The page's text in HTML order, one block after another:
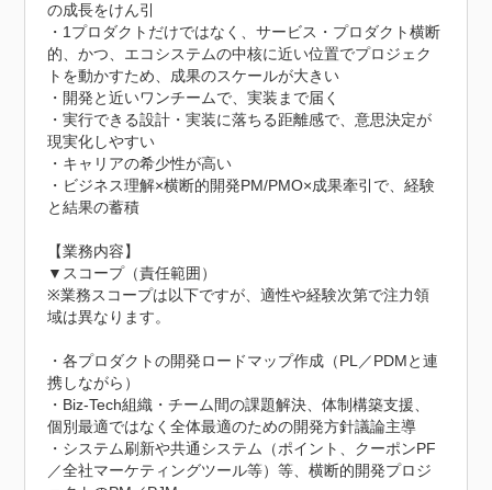
の成長をけん引
・1プロダクトだけではなく、サービス・プロダクト横断
的、かつ、エコシステムの中核に近い位置でプロジェク
トを動かすため、成果のスケールが大きい
・開発と近いワンチームで、実装まで届く
・実行できる設計・実装に落ちる距離感で、意思決定が
現実化しやすい
・キャリアの希少性が高い
・ビジネス理解×横断的開発PM/PMO×成果牽引で、経験
と結果の蓄積
【業務内容】
▼スコープ（責任範囲）
※業務スコープは以下ですが、適性や経験次第で注力領
域は異なります。
・各プロダクトの開発ロードマップ作成（PL／PDMと連
携しながら）
・Biz-Tech組織・チーム間の課題解決、体制構築支援、
個別最適ではなく全体最適のための開発方針議論主導
・システム刷新や共通システム（ポイント、クーポンPF
／全社マーケティングツール等）等、横断的開発プロジ